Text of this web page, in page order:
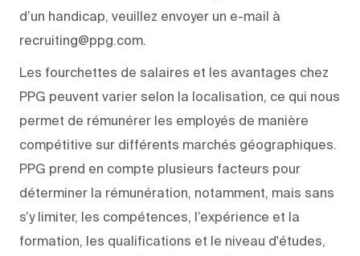
d’un handicap, veuillez envoyer un e-mail à
recruiting@ppg.com.
Les fourchettes de salaires et les avantages chez
PPG peuvent varier selon la localisation, ce qui nous
permet de rémunérer les employés de manière
compétitive sur différents marchés géographiques.
PPG prend en compte plusieurs facteurs pour
déterminer la rémunération, notamment, mais sans
s’y limiter, les compétences, l’expérience et la
formation, les qualifications et le niveau d'études,